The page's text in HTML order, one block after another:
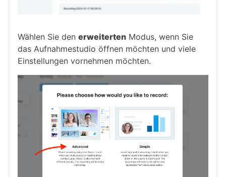
Wählen Sie den erweiterten Modus, wenn Sie
das Aufnahmestudio öffnen möchten und viele
Einstellungen vornehmen möchten.